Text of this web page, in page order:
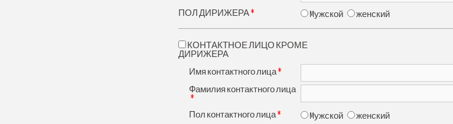
ПОЛ ДИРИЖЕРА* Mужской женский
КОНТАКТНОЕ ЛИЦО КРОМЕ
ДИРИЖЕРА
Имя контактного лица*
Фамилия контактного лица
*
Пол контактного лица* Mужской женский